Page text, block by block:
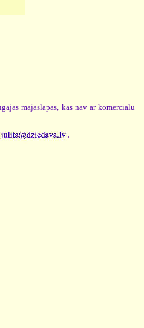
mājaslapās, kas nav ar komerciālu
.